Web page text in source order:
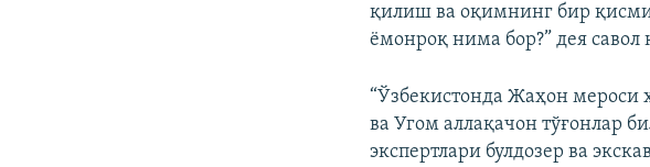
қилиш ва оқимнинг бир
ёмонроқ нима бор?” дея савол
“Ўзбекистонда Жаҳон мероси
ва Угом аллақачон тўғонлар
экспертлари булдозер ва